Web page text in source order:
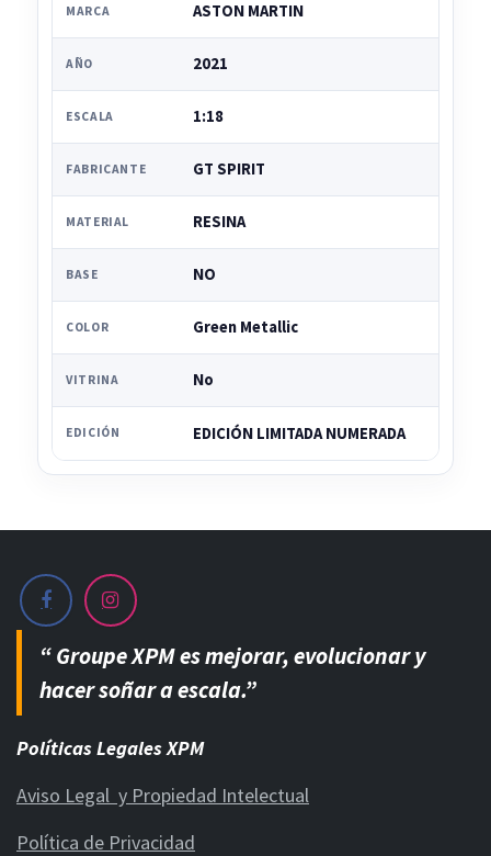
MARCA ASTON MARTIN
AÑO 2021
ESCALA 1:18
FABRICANTE GT SPIRIT
MATERIAL RESINA
BASE NO
COLOR Green Metallic
VITRINA No
EDICIÓN EDICIÓN LIMITADA NUMERADA
“ Groupe XPM es mejorar, evolucionar y
hacer soñar a escala.”
Políticas Legales XPM
Aviso Legal y Propiedad Intelectual
Política de Privacidad